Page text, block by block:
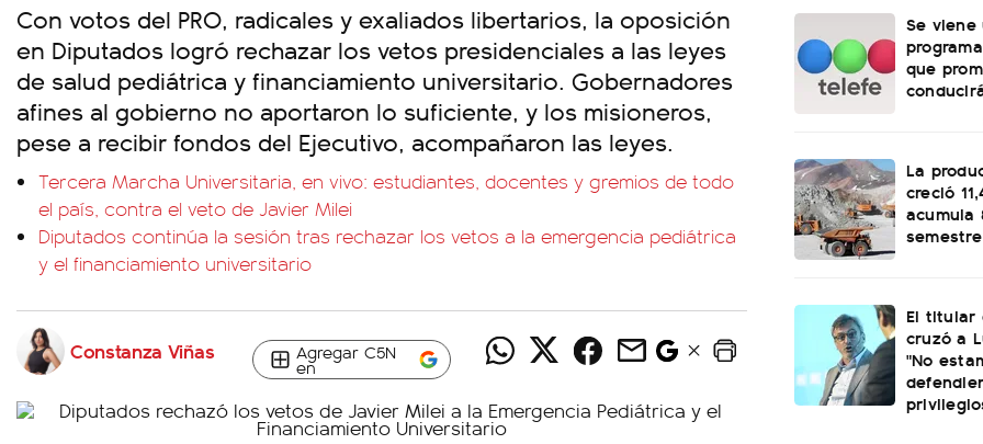
Con votos del PRO, radicales y exaliados libertarios, la oposición
en Diputados logró rechazar los vetos presidenciales a las leyes
de salud pediátrica y financiamiento universitario. Gobernadores
afines al gobierno no aportaron lo suficiente, y los misioneros,
pese a recibir fondos del Ejecutivo, acompañaron las leyes.
Tercera Marcha Universitaria, en vivo: estudiantes, docentes y gremios de todo
el país, contra el veto de Javier Milei
Diputados continúa la sesión tras rechazar los vetos a la emergencia pediátrica
y el financiamiento universitario
Constanza Viñas Agregar C5N
en
Se viene
que
La
creció
acumula
semestre
El titular
cruzó a
"No